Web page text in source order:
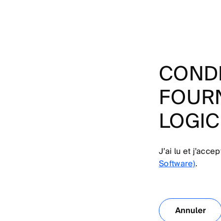
J’ai lu et
Software).
Annuler